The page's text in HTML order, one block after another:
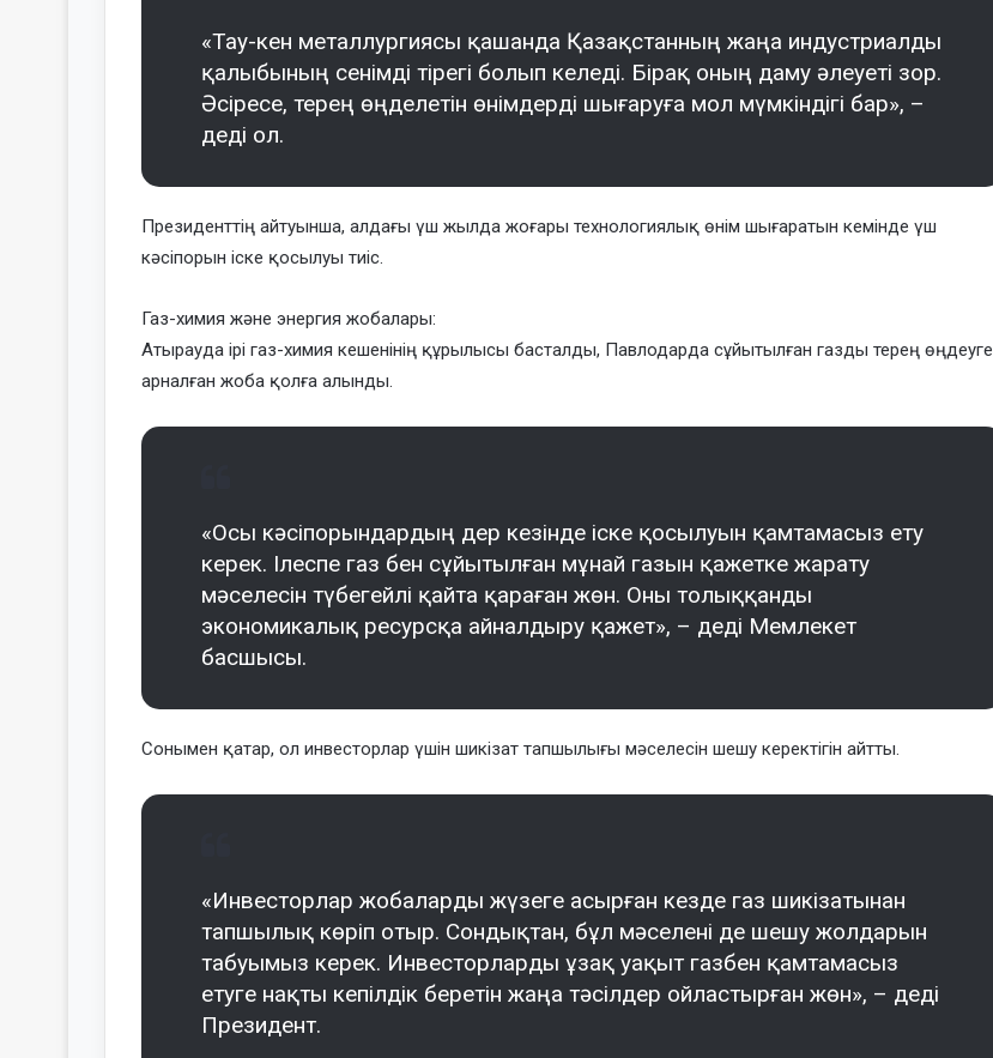
«Тау-кен металлургиясы қашанда Қазақстанның жаңа индустриалды
қалыбының сенімді тірегі болып келеді. Бірақ оның даму әлеуеті зор.
Әсіресе, терең өңделетін өнімдерді шығаруға мол мүмкіндігі бар», –
деді ол.
Президенттің айтуынша, алдағы үш жылда жоғары технологиялық өнім шығаратын кемінде үш
кәсіпорын іске қосылуы тиіс.
Газ-химия және энергия жобалары:
Атырауда ірі газ-химия кешенінің құрылысы басталды, Павлодарда сұйытылған газды терең өңдеуге
арналған жоба қолға алынды.
«Осы кәсіпорындардың дер кезінде іске қосылуын қамтамасыз ету
керек. Ілеспе газ бен сұйытылған мұнай газын қажетке жарату
мәселесін түбегейлі қайта қараған жөн. Оны толыққанды
экономикалық ресурсқа айналдыру қажет», – деді Мемлекет
басшысы.
Сонымен қатар, ол инвесторлар үшін шикізат тапшылығы мәселесін шешу керектігін айтты.
«Инвесторлар жобаларды жүзеге асырған кезде газ шикізатынан
тапшылық көріп отыр. Сондықтан, бұл мәселені де шешу жолдарын
табуымыз керек. Инвесторларды ұзақ уақыт газбен қамтамасыз
етуге нақты кепілдік беретін жаңа тәсілдер ойластырған жөн», – деді
Президент.